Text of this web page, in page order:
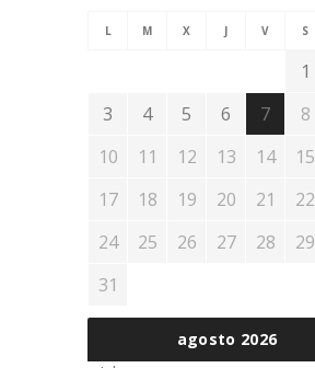
agosto 2026
L M X J V S
1
3
4 5 6 7 8
10
11 12 13 14 15
17
18 19 20 21 22
24
25 26 27 28 29
31